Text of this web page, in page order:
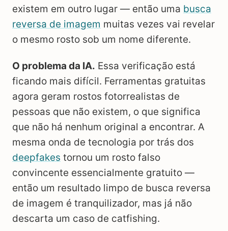
existem em outro lugar — então uma busca
reversa de imagem muitas vezes vai revelar
o mesmo rosto sob um nome diferente.
O problema da IA. Essa verificação está
ficando mais difícil. Ferramentas gratuitas
agora geram rostos fotorrealistas de
pessoas que não existem, o que significa
que não há nenhum original a encontrar. A
mesma onda de tecnologia por trás dos
deepfakes tornou um rosto falso
convincente essencialmente gratuito —
então um resultado limpo de busca reversa
de imagem é tranquilizador, mas já não
descarta um caso de catfishing.